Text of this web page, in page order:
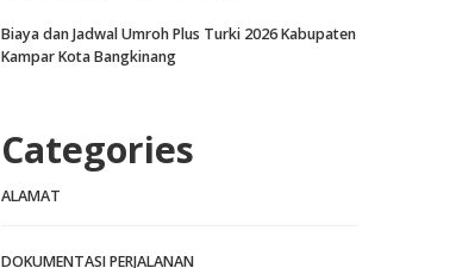
Biaya dan Jadwal Umroh Plus Turki 2026 Kabupaten
Kampar Kota Bangkinang
Categories
ALAMAT
DOKUMENTASI PERJALANAN